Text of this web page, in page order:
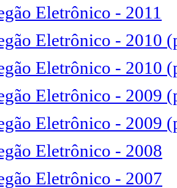
Eletrônico - 2011
Eletrônico - 2010
Eletrônico - 2010
Eletrônico - 2009
Eletrônico - 2009
Eletrônico - 2008
Eletrônico - 2007